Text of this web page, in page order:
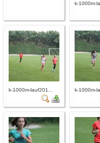
k-1000m-
k-1000m-lauf201... k-1000m-